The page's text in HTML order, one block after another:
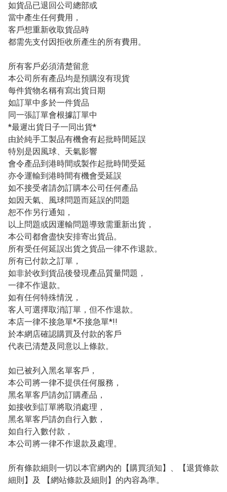
如貨品已退回公司總部或
當中產生任何費用，
客戶想重新收取貨品時
都需先支付因拒收所產生的所有費用。
所有客戶必須清楚留意
本公司所有產品均是預購沒有現貨
每件貨物名稱有寫出貨日期
如訂單中多於一件貨品
同一張訂單會根據訂單中
*最遲出貨日子一同出貨*
由於純手工製品有機會有起批時間延誤
特別是因風球、天氣影響
會令產品到港時間或製作起批時間受延
亦令運輸到港時間有機會受延誤
如不接受者請勿訂購本公司任何產品
如因天氣、風球問題而延誤的問題
恕不作另行通知，
以上問題或因運輸問題導致需重新出貨，
本公司都會盡快安排寄出貨品。
所有受任何延誤出貨之貨品一律不作退款。
所有已付款之訂單，
如非於收到貨品後發現產品質量問題，
一律不作退款。
如有任何特殊情況，
客人可選擇取消訂單，但不作退款。
本店一律不接急單*不接急單*!!
於本網店確認購買及付款的客戶
代表已清楚及同意以上條款。
如已被列入黑名單客戶，
本公司將一律不提供任何服務，
黑名單客戶請勿訂購產品，
如接收到訂單將取消處理，
黑名單客戶請勿自行入數，
如自行入數付款，
本公司將一律不作退款及處理。
所有條款細則一切以本官網內的【購買須知】、【退貨條款
細則】及 【網站條款及細則】的內容為準。